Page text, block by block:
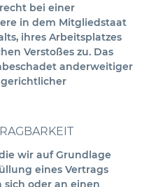
bei einer
in dem Mitgliedstaat
ihres Arbeitsplatzes
Verstoßes zu. Das
anderweitiger
wir auf Grundlage
eines Vertrags
oder an einen